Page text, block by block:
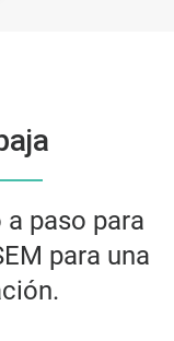
paso para
para una